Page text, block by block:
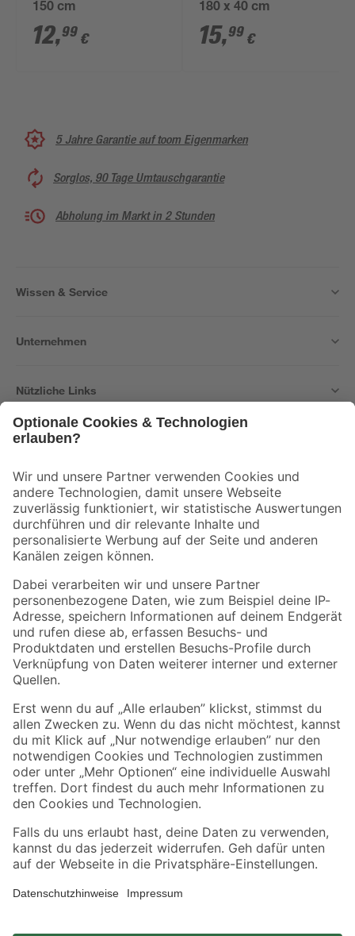
150 cm
12,99 €
180 x 40 cm
15,99 €
5 Jahre Garantie auf toom Eigenmarken
Sorglos, 90 Tage Umtauschgarantie
Abholung im Markt in 2 Stunden
Wissen & Service
Unternehmen
Nützliche Links
Der toom Newsletter: Keine Angebote und Aktionen mehr verpassen!
Zur Newsletter Anmeldung
Folge uns
Zahlungsarten Versandarten
Sicher einkaufen
Jetzt die toom-App herunterladen
Alle Preisangaben in EUR inkl. gesetzl. MwSt.. Die dargestellten Angebote sind unter
Umständen nicht in allen Märkten verfügbar. Die angegebenen Verfügbarkeiten beziehen
Produkte nur solange der Vorrat reicht.
*Paketversand ab 59 € versandkostenfrei, gilt nicht für Artikel mit Speditionsversand, hier